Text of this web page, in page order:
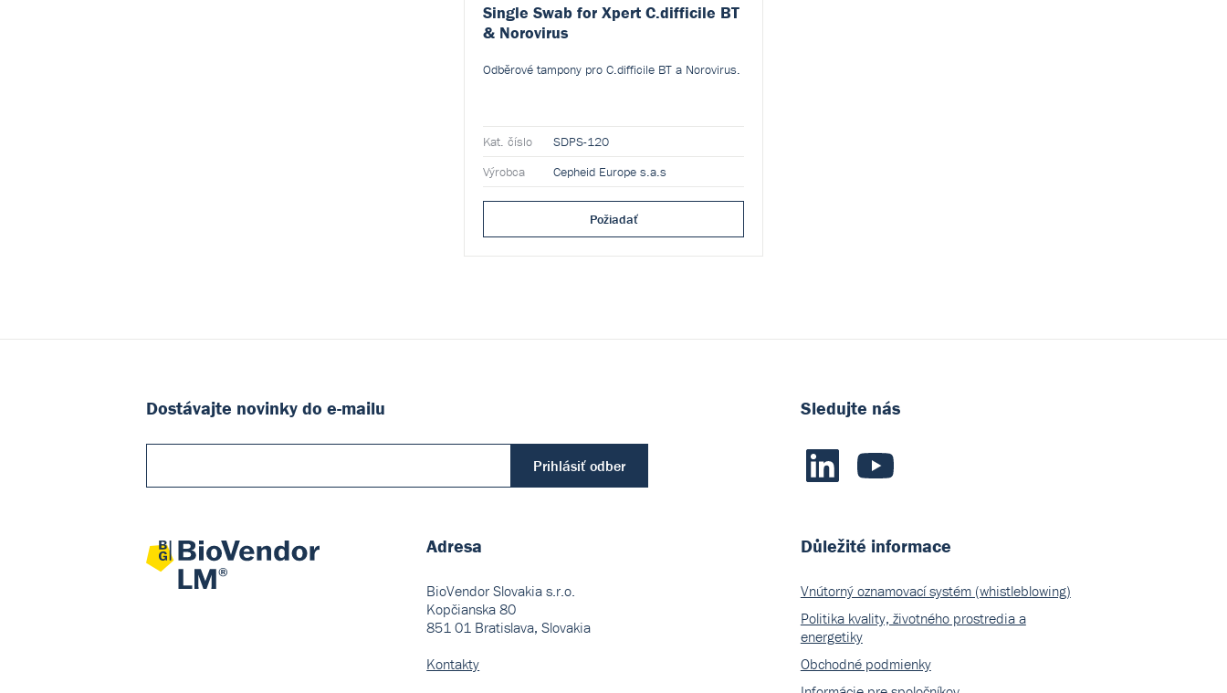
Single Swab for Xpert C.difficile BT
& Norovirus
Odběrové tampony pro C.difficile BT a Norovirus.
Kat. číslo
SDPS-120
Výrobca
Cepheid Europe s.a.s
Požiadať
Dostávajte novinky do e-mailu
Prihlásiť odber
Adresa
BioVendor Slovakia s.r.o.
Kopčianska 80
851 01 Bratislava, Slovakia
Kontakty
Sledujte nás
Důležité informace
Vnútorný oznamovací systém (whistleblowing)
Politika kvality, životného prostredia a
energetiky
Obchodné podmienky